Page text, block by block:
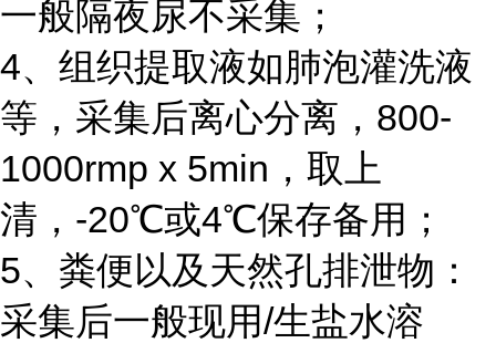
一般隔夜尿不采集；
4、组织提取液如肺泡灌洗液
等，采集后离心分离，800-
1000rmp x 5min，取上
清，-20℃或4℃保存备用；
5、粪便以及天然孔排泄物：
采集后一般现用/生盐水溶